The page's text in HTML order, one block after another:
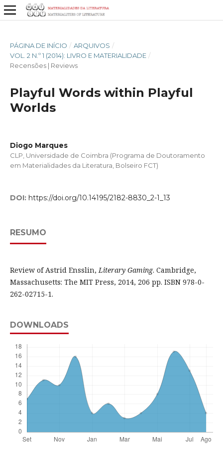
PÁGINA DE INÍCIO / ARQUIVOS /
VOL. 2 N.º 1 (2014): LIVRO E MATERIALIDADE /
Recensões | Reviews
Playful Words within Playful
Worlds
Diogo Marques
CLP, Universidade de Coimbra (Programa de Doutoramento
em Materialidades da Literatura, Bolseiro FCT)
DOI: https://doi.org/10.14195/2182-8830_2-1_13
RESUMO
Review of Astrid Ensslin,Literary Gaming. Cambridge,
Massachusetts: The MIT Press, 2014, 206 pp. ISBN 978-0-
262-02715-1.
DOWNLOADS